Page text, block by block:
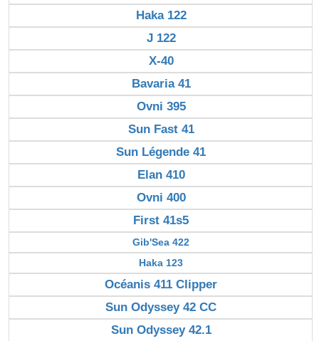
Haka 122
J 122
X-40
Bavaria 41
Ovni 395
Sun Fast 41
Sun Légende 41
Elan 410
Ovni 400
First 41s5
Gib'Sea 422
Haka 123
Océanis 411 Clipper
Sun Odyssey 42 CC
Sun Odyssey 42.1